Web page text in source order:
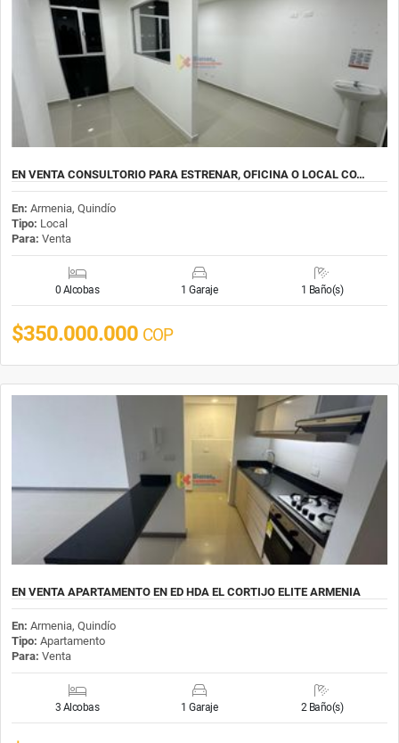
EN VENTA CONSULTORIO PARA ESTRENAR, OFICINA O LOCAL CO…
En: Armenia, Quindío
Tipo: Local
Para: Venta
0 Alcobas 1 Garaje 1 Baño(s)
$350.000.000 COP
EN VENTA APARTAMENTO EN ED HDA EL CORTIJO ELITE ARMENIA
En: Armenia, Quindío
Tipo: Apartamento
Para: Venta
3 Alcobas 1 Garaje 2 Baño(s)